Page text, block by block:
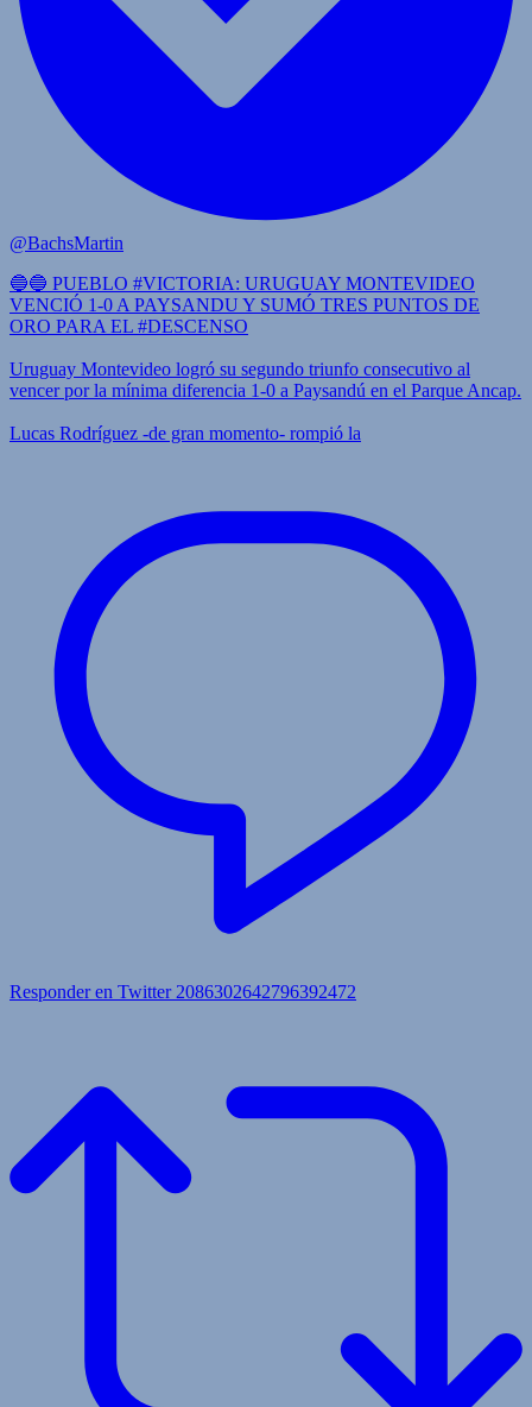
@BachsMartin
🔵🔵 PUEBLO #VICTORIA: URUGUAY MONTEVIDEO
VENCIÓ 1-0 A PAYSANDU Y SUMÓ TRES PUNTOS DE
ORO PARA EL #DESCENSO
Uruguay Montevideo logró su segundo triunfo consecutivo al
vencer por la mínima diferencia 1-0 a Paysandú en el Parque Ancap.
Lucas Rodríguez -de gran momento- rompió la
Responder en Twitter 2086302642796392472